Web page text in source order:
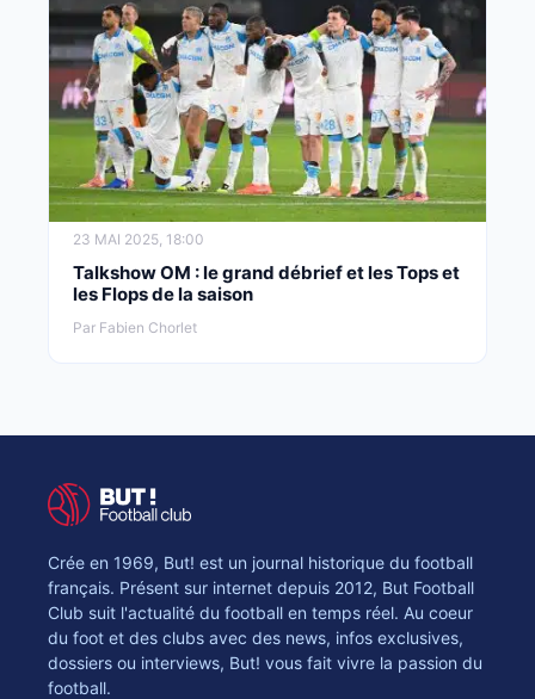
23 MAI 2025, 18:00
Talkshow OM : le grand débrief et les Tops et
les Flops de la saison
Par Fabien Chorlet
Crée en 1969, But! est un journal historique du football
français. Présent sur internet depuis 2012, But Football
Club suit l'actualité du football en temps réel. Au coeur
du foot et des clubs avec des news, infos exclusives,
dossiers ou interviews, But! vous fait vivre la passion du
football.